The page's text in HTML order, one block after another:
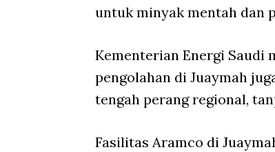
untuk minyak mentah dan
Kementerian Energi Saudi
pengolahan di Juaymah
tengah perang regional,
Fasilitas Aramco di